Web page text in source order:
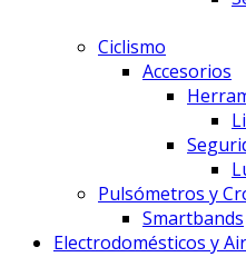
Ciclismo
Accesorios
Pulsómetros y
Smartbands
Electrodomésticos y